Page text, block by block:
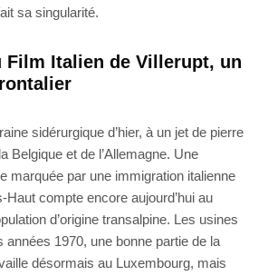
sa singularité.
Film Italien de Villerupt, un
sidérurgique d’hier, à un jet de pierre
Belgique et de l’Allemagne. Une
marquée par une immigration italienne
compte encore aujourd’hui au
d’origine transalpine. Les usines
années 1970, une bonne partie de la
désormais au Luxembourg, mais